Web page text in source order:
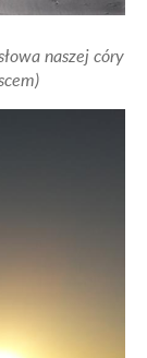
naszej córy